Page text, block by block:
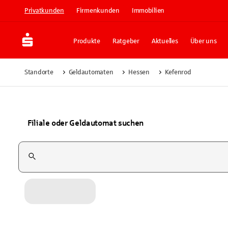
Privatkunden Firmenkunden Immobilien
Produkte Ratgeber Aktuelles Über uns
Standorte Geldautomaten Hessen Kefenrod
Filiale oder Geldautomat suchen
Suchfeld